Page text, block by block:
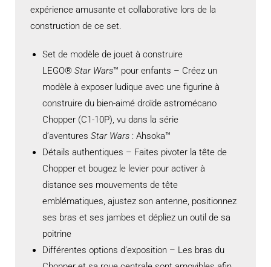
expérience amusante et collaborative lors de la
construction de ce set.
Set de modèle de jouet à construire
LEGO® Star Wars™ pour enfants – Créez un
modèle à exposer ludique avec une figurine à
construire du bien-aimé droïde astromécano
Chopper (C1-10P), vu dans la série
d’aventures Star Wars : Ahsoka™
Détails authentiques – Faites pivoter la tête de
Chopper et bougez le levier pour activer à
distance ses mouvements de tête
emblématiques, ajustez son antenne, positionnez
ses bras et ses jambes et dépliez un outil de sa
poitrine
Différentes options d’exposition – Les bras du